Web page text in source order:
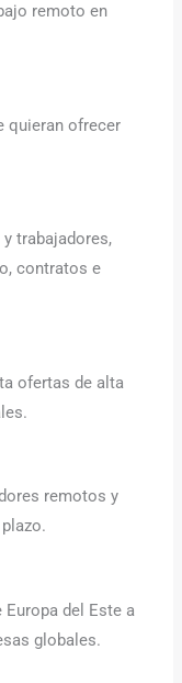
remoto en
quieran ofrecer
trabajadores,
contratos e
ofertas de alta
remotos y
del Este a
globales.